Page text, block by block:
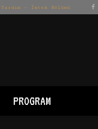
Yardım – İstek Bölümü
PROGRAM